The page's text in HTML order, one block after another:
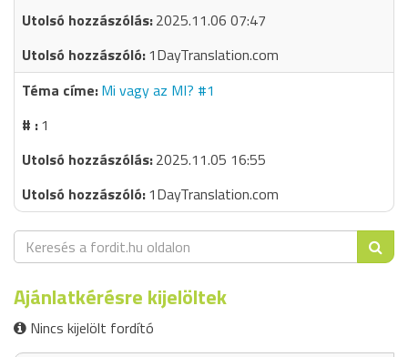
2025.11.06 07:47
1DayTranslation.com
Mi vagy az MI? #1
1
2025.11.05 16:55
1DayTranslation.com
Ajánlatkérésre kijelöltek
Nincs kijelölt fordító